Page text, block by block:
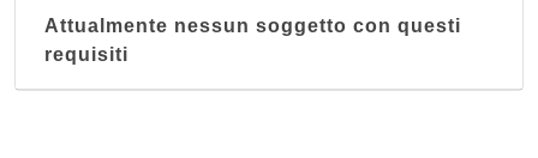
Attualmente nessun soggetto con questi
requisiti